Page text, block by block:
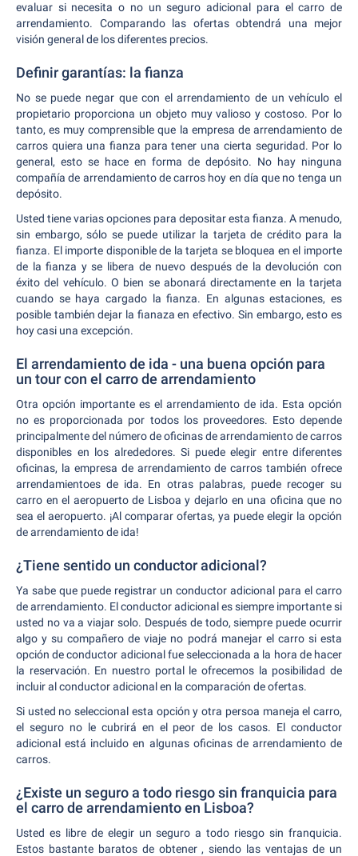
evaluar si necesita o no un seguro adicional para el carro de
arrendamiento. Comparando las ofertas obtendrá una mejor
visión general de los diferentes precios.
Definir garantías: la fianza
No se puede negar que con el arrendamiento de un vehículo el
propietario proporciona un objeto muy valioso y costoso. Por lo
tanto, es muy comprensible que la empresa de arrendamiento de
carros quiera una fianza para tener una cierta seguridad. Por lo
general, esto se hace en forma de depósito. No hay ninguna
compañía de arrendamiento de carros hoy en día que no tenga un
depósito.
Usted tiene varias opciones para depositar esta fianza. A menudo,
sin embargo, sólo se puede utilizar la tarjeta de crédito para la
fianza. El importe disponible de la tarjeta se bloquea en el importe
de la fianza y se libera de nuevo después de la devolución con
éxito del vehículo. O bien se abonará directamente en la tarjeta
cuando se haya cargado la fianza. En algunas estaciones, es
posible también dejar la fianaza en efectivo. Sin embargo, esto es
hoy casi una excepción.
El arrendamiento de ida - una buena opción para
un tour con el carro de arrendamiento
Otra opción importante es el arrendamiento de ida. Esta opción
no es proporcionada por todos los proveedores. Esto depende
principalmente del número de oficinas de arrendamiento de carros
disponibles en los alrededores. Si puede elegir entre diferentes
oficinas, la empresa de arrendamiento de carros también ofrece
arrendamientoes de ida. En otras palabras, puede recoger su
carro en el aeropuerto de Lisboa y dejarlo en una oficina que no
sea el aeropuerto. ¡Al comparar ofertas, ya puede elegir la opción
de arrendamiento de ida!
¿Tiene sentido un conductor adicional?
Ya sabe que puede registrar un conductor adicional para el carro
de arrendamiento. El conductor adicional es siempre importante si
usted no va a viajar solo. Después de todo, siempre puede ocurrir
algo y su compañero de viaje no podrá manejar el carro si esta
opción de conductor adicional fue seleccionada a la hora de hacer
la reservación. En nuestro portal le ofrecemos la posibilidad de
incluir al conductor adicional en la comparación de ofertas.
Si usted no seleccional esta opción y otra persoa maneja el carro,
el seguro no le cubrirá en el peor de los casos. El conductor
adicional está incluido en algunas oficinas de arrendamiento de
carros.
¿Existe un seguro a todo riesgo sin franquicia para
el carro de arrendamiento en Lisboa?
Usted es libre de elegir un seguro a todo riesgo sin franquicia.
Estos bastante baratos de obtener , siendo las ventajas de un